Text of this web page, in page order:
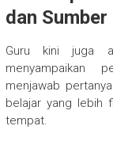
dan Sumber
Guru kini juga
menyampaikan
menjawab
belajar yang lebih
tempat.